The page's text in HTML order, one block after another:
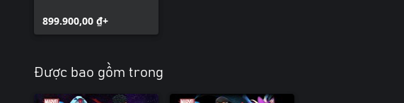
899.900,00 ₫+
Được bao gồm trong